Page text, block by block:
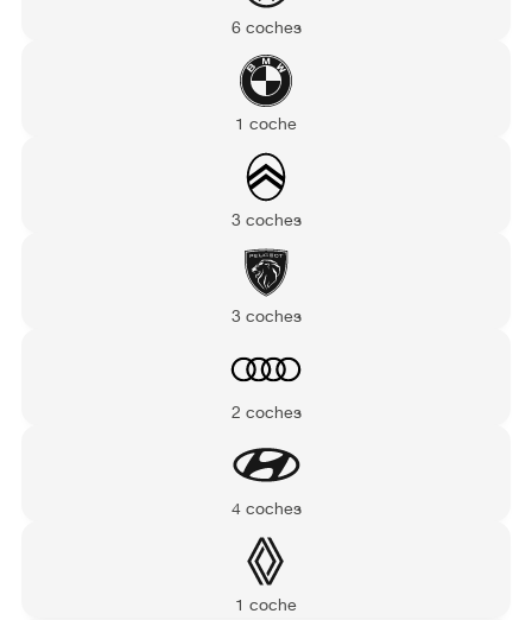
6 coches
1 coche
3 coches
3 coches
2 coches
4 coches
1 coche